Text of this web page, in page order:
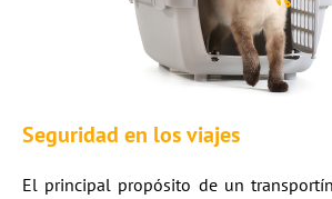
Seguridad en los viajes
El principal propósito de un